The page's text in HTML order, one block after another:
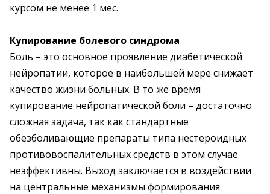
курсом не менее 1 мес.
Купирование болевого синдрома
Боль – это основное проявление диабетической
нейропатии, которое в наибольшей мере снижает
качество жизни больных. В то же время
купирование нейропатической боли – достаточно
сложная задача, так как стандартные
обезболивающие препараты типа нестероидных
противовоспалительных средств в этом случае
неэффективны. Выход заключается в воздействии
на центральные механизмы формирования